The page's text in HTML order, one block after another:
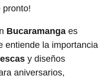
pronto!
Bucaramanga es
entiende la importancia
y diseños
aniversarios,